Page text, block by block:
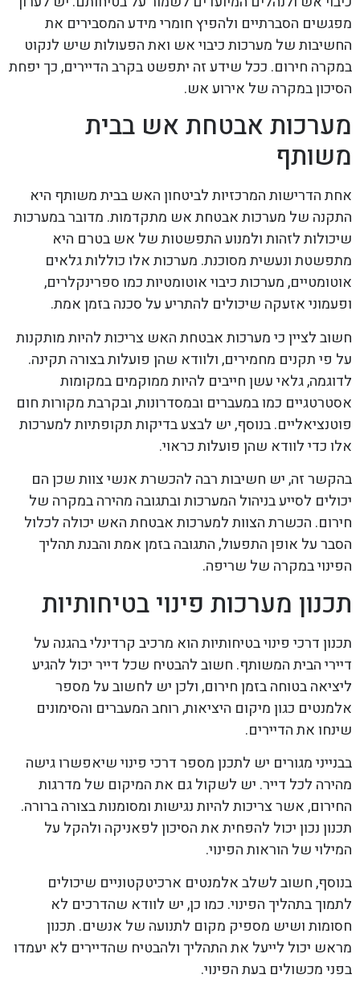
מפגשים הסברתיים ולהפיץ חומרי מידע המסבירים את
החשיבות של מערכות כיבוי אש ואת הפעולות שיש לנקוט
במקרה חירום. ככל שידע זה יתפשט בקרב הדיירים, כך יפחת
הסיכון במקרה של אירוע אש.
מערכות אבטחת אש בבית
משותף
אחת הדרישות המרכזיות לביטחון האש בבית משותף היא
התקנה של מערכות אבטחת אש מתקדמות. מדובר במערכות
שיכולות לזהות ולמנוע התפשטות של אש בטרם היא
מתפשטת ונעשית מסוכנת. מערכות אלו כוללות גלאים
אוטומטיים, מערכות כיבוי אוטומטיות כמו ספרינקלרים,
ופעמוני אזעקה שיכולים להתריע על סכנה בזמן אמת.
חשוב לציין כי מערכות אבטחת האש צריכות להיות מותקנות
על פי תקנים מחמירים, ולוודא שהן פועלות בצורה תקינה.
לדוגמה, גלאי עשן חייבים להיות ממוקמים במקומות
אסטרטגיים כמו במעברים ובמסדרונות, ובקרבת מקורות חום
פוטנציאליים. בנוסף, יש לבצע בדיקות תקופתיות למערכות
אלו כדי לוודא שהן פועלות כראוי.
בהקשר זה, יש חשיבות רבה להכשרת אנשי צוות שכן הם
יכולים לסייע בניהול המערכות ובתגובה מהירה במקרה של
חירום. הכשרת הצוות למערכות אבטחת האש יכולה לכלול
הסבר על אופן התפעול, התגובה בזמן אמת והבנת תהליך
הפינוי במקרה של שריפה.
תכנון מערכות פינוי בטיחותיות
תכנון דרכי פינוי בטיחותיות הוא מרכיב קרדינלי בהגנה על
דיירי הבית המשותף. חשוב להבטיח שכל דייר יכול להגיע
ליציאה בטוחה בזמן חירום, ולכן יש לחשוב על מספר
אלמנטים כגון מיקום היציאות, רוחב המעברים והסימונים
שינחו את הדיירים.
בבנייני מגורים יש לתכנן מספר דרכי פינוי שיאפשרו גישה
מהירה לכל דייר. יש לשקול גם את המיקום של מדרגות
החירום, אשר צריכות להיות נגישות ומסומנות בצורה ברורה.
תכנון נכון יכול להפחית את הסיכון לפאניקה ולהקל על
המילוי של הוראות הפינוי.
בנוסף, חשוב לשלב אלמנטים ארכיטקטוניים שיכולים
לתמוך בתהליך הפינוי. כמו כן, יש לוודא שהדרכים לא
חסומות ושיש מספיק מקום לתנועה של אנשים. תכנון
מראש יכול לייעל את התהליך ולהבטיח שהדיירים לא יעמדו
בפני מכשולים בעת הפינוי.